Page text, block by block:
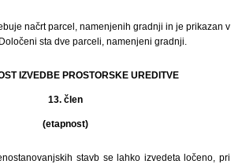
načrt parcel, namenjenih gradnji in je prikazan v
sta dve parceli, namenjeni gradnji.
IZVEDBE PROSTORSKE UREDITVE
13. člen
(etapnost)
stavb se lahko izvedeta ločeno, pri